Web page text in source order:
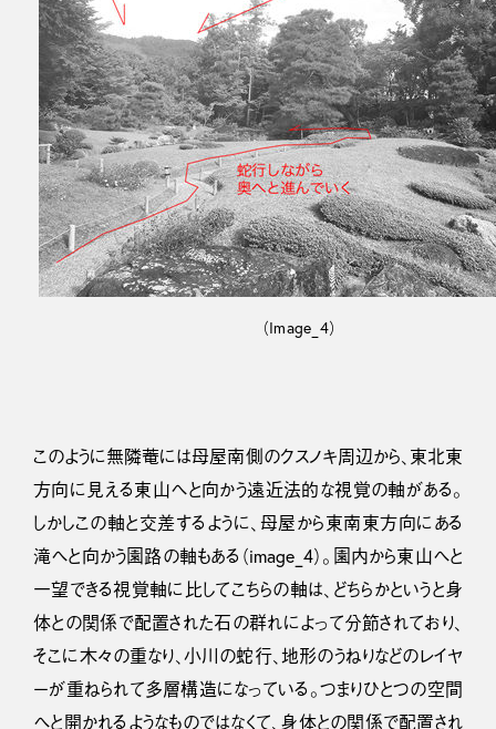
（Image_4）
このように無隣菴には母屋南側のクスノキ周辺から、東北東
方向に見える東山へと向かう遠近法的な視覚の軸がある。
しかしこの軸と交差するように、母屋から東南東方向にある
滝へと向かう園路の軸もある（image_4）。園内から東山へと
一望できる視覚軸に比してこちらの軸は、どちらかというと身
体との関係で配置された石の群れによって分節されており、
そこに木々の重なり、小川の蛇行、地形のうねりなどのレイヤ
ーが重ねられて多層構造になっている。つまりひとつの空間
へと開かれるようなものではなくて、身体との関係で配置され